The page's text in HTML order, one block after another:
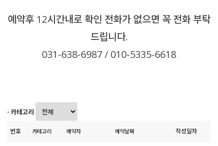
예약후 12시간내로 확인 전화가 없으면 꼭 전화 부탁
드립니다.
031-638-6987 / 010-5335-6618
카테고리
번호 카테고리 예약자 예약날짜 작성일자